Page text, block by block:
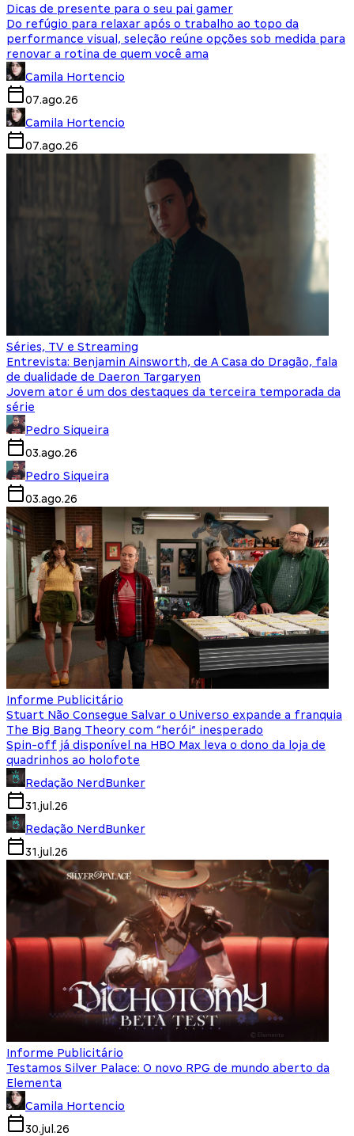
Dicas de presente para o seu pai gamer
Do refúgio para relaxar após o trabalho ao topo da
performance visual, seleção reúne opções sob medida para
renovar a rotina de quem você ama
Camila Hortencio
07.ago.26
Camila Hortencio
07.ago.26
Séries, TV e Streaming
Entrevista: Benjamin Ainsworth, de A Casa do Dragão, fala
de dualidade de Daeron Targaryen
Jovem ator é um dos destaques da terceira temporada da
série
Pedro Siqueira
03.ago.26
Pedro Siqueira
03.ago.26
Informe Publicitário
Stuart Não Consegue Salvar o Universo expande a franquia
The Big Bang Theory com “herói” inesperado
Spin-off já disponível na HBO Max leva o dono da loja de
quadrinhos ao holofote
Redação NerdBunker
31.jul.26
Redação NerdBunker
31.jul.26
Informe Publicitário
Testamos Silver Palace: O novo RPG de mundo aberto da
Elementa
Camila Hortencio
30.jul.26